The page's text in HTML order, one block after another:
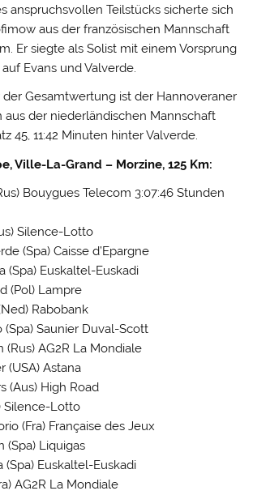
anspruchsvollen Teilstücks sicherte sich
aus der französischen Mannschaft
Er siegte als Solist mit einem Vorsprung
Evans und Valverde.
Gesamtwertung ist der Hannoveraner
aus der niederländischen Mannschaft
45, 11:42 Minuten hinter Valverde.
Ville-La-Grand – Morzine, 125 Km:
Bouygues Telecom 3:07:46 Stunden
Silence-Lotto
(Spa) Caisse d’Epargne
(Spa) Euskaltel-Euskadi
(Pol) Lampre
Rabobank
(Spa) Saunier Duval-Scott
(Rus) AG2R La Mondiale
(USA) Astana
(Aus) High Road
Silence-Lotto
(Fra) Française des Jeux
(Spa) Liquigas
(Spa) Euskaltel-Euskadi
AG2R La Mondiale